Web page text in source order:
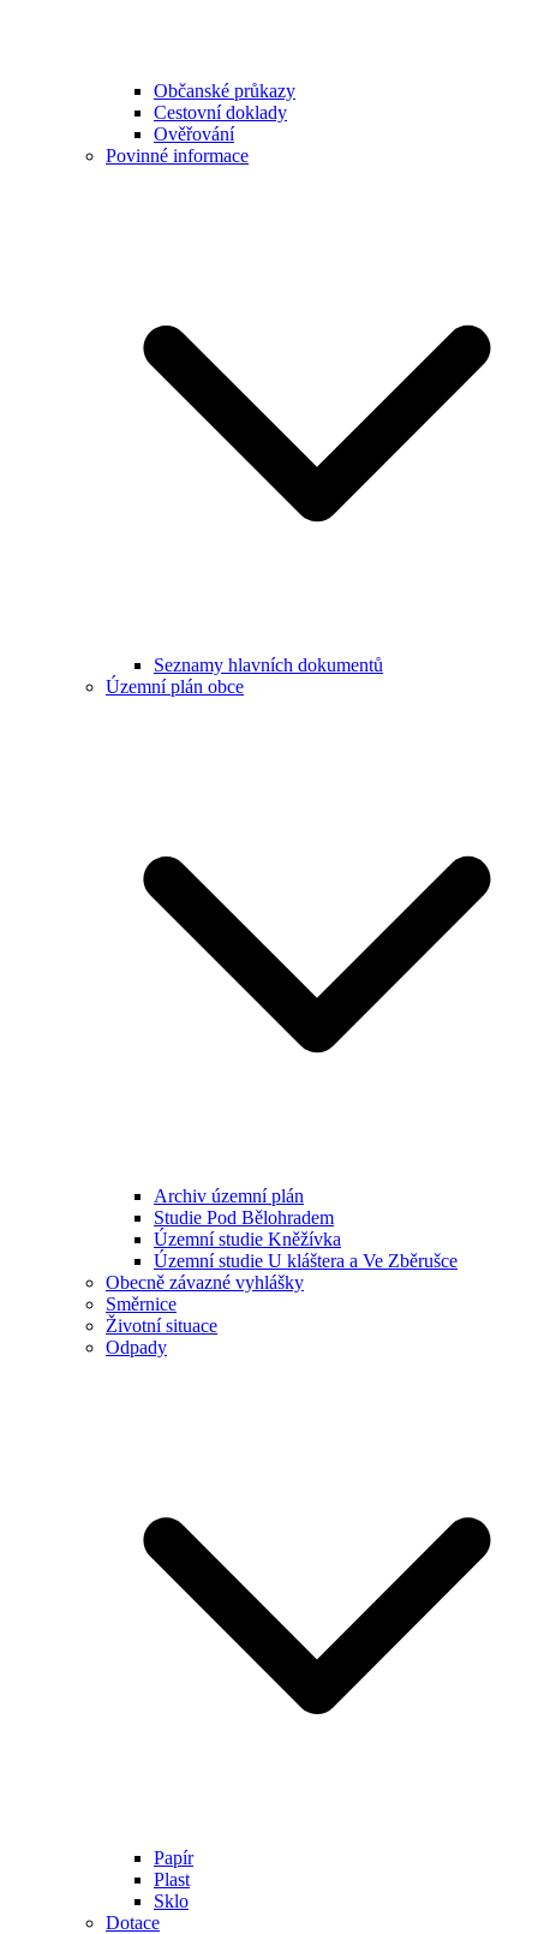
Občanské průkazy
Cestovní doklady
Ověřování
Povinné informace
Seznamy hlavních dokumentů
Územní plán obce
Archiv územní plán
Studie Pod Bělohradem
Územní studie Kněžívka
Územní studie U kláštera a Ve Zběrušce
Obecně závazné vyhlášky
Směrnice
Životní situace
Odpady
Papír
Plast
Sklo
Dotace